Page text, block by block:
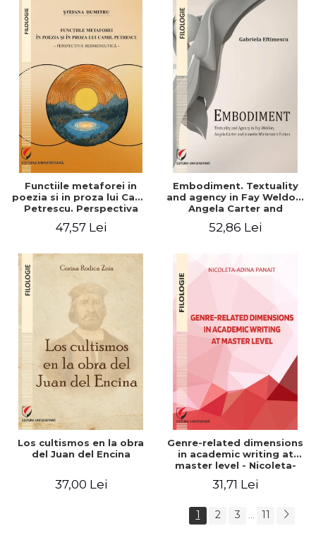
Functiile metaforei in
poezia si in proza lui Camil
Petrescu. Perspectiva
47,57 Lei
Embodiment. Textuality
and agency in Fay Weldon,
Angela Carter and
fiction
52,86 Lei
Los cultismos en la obra
del Juan del Encina
37,00 Lei
Genre-related dimensions
in academic writing at
master level - Nicoleta-
31,71 Lei
1 2 3 ... 11